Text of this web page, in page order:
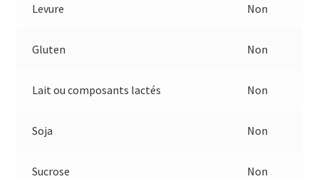
Levure Non
Gluten Non
Lait ou composants lactés Non
Soja Non
Sucrose Non